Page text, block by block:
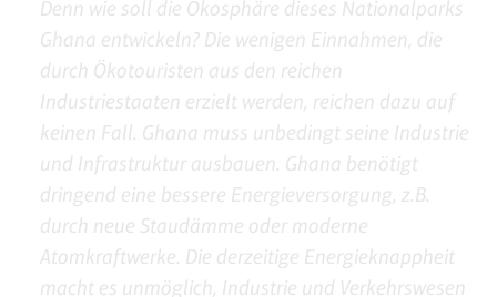
Denn wie soll die Ökosphäre dieses Nationalparks
Ghana entwickeln? Die wenigen Einnahmen, die
durch Ökotouristen aus den reichen
Industriestaaten erzielt werden, reichen dazu auf
keinen Fall. Ghana muss unbedingt seine Industrie
und Infrastruktur ausbauen. Ghana benötigt
dringend eine bessere Energieversorgung, z.B.
durch neue Staudämme oder moderne
Atomkraftwerke. Die derzeitige Energieknappheit
macht es unmöglich, Industrie und Verkehrswesen